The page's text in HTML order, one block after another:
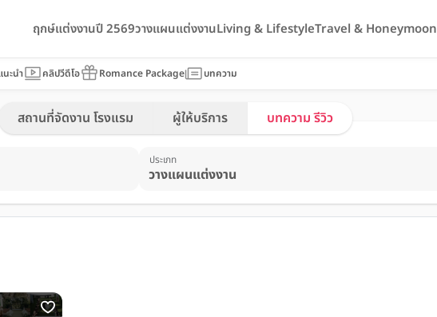
ฤกษ์แต่งงานปี 2569วางแผนแต่งงานLiving & LifestyleTravel & Honeymoon
ะนำ คลิปวีดีโอ Romance Package บทความ
สถานที่จัดงาน โรงแรม ผู้ให้บริการ บทความ รีวิว
ประเภท